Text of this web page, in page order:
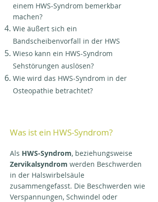
einem HWS-Syndrom bemerkbar
machen?
Wie äußert sich ein
Bandscheibenvorfall in der HWS
Wieso kann ein HWS-Syndrom
Sehstörungen auslösen?
Wie wird das HWS-Syndrom in der
Osteopathie betrachtet?
Was ist ein HWS-Syndrom?
Als HWS-Syndrom, beziehungsweise
Zervikalsyndrom werden Beschwerden
in der Halswirbelsäule
zusammengefasst. Die Beschwerden wie
Verspannungen, Schwindel oder